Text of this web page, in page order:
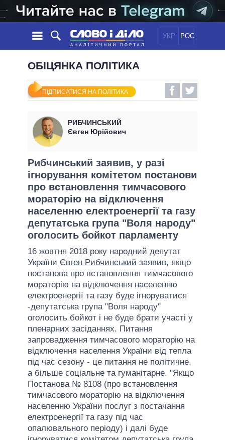
УКР РОС
НОВИНИ
СТРІЧКА
ПОДІЇ
СТАТТІ
ДУМКИ
ОГЛЯДИ
ДАЙДЖЕСТИ
ПОЛІТИКА
ЕКОНОМІКА
СВІТ
ОБIЦЯНКИ
УСІ ПОЛІТИКИ
ПРЕЗИДЕНТ І ОФІС
ВЕРХОВНА РАДА
КАБІНЕТ МІНІСТРІВ
ГОЛОВИ ОБЛАДМІНІСТРАЦІЙ
МЕРИ МІСТ
ІНФОГРАФІКА
ПІДТРИМАТИ
ПОРІВНЯННЯ ПОЛІТИКІВ
ОБІЦЯНКА ПОЛІТИКА
ПІДПИСАТИСЯ НА ПОЛІТИКА
РИБЧИНСЬКИЙ
Євген Юрійович
Рибчинський заявив, у разі
ігнорування комітетом постанови
про встановлення тимчасового
мораторію на відключення
населенню електроенергії та газу
депутатська група "Воля народу"
оголосить бойкот парламенту
16 жовтня 2018 року народний депутат
України Євген Рибчинський заявив, якщо
постанова про встановлення тимчасового
мораторію на відключення населенню
електроенергії та газу буде ігноруватися
-депутатська група "Воля народу"
оголосить бойкот і не буде брати участі у
пленарних засіданнях. Питання
запровадження тимчасового мораторію на
відключення населення України від тепла
під час сезону - це питання не політичне,
а більше соціальне та гуманітарне. "Якщо
Постанова № 8108 (про встановлення
тимчасового мораторію на відключення
населенню України послуг з постачання
електроенергії та газу під час
опалювального періоду) і далі буде